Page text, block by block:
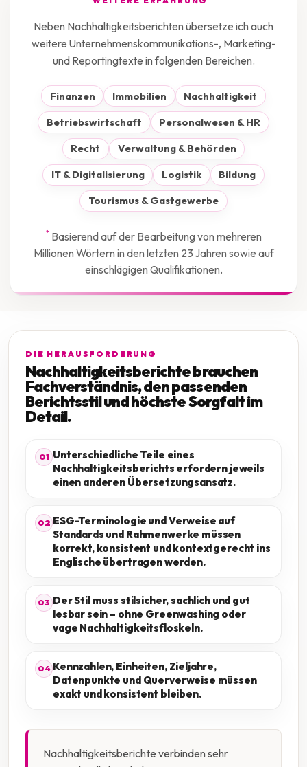
Neben Nachhaltigkeitsberichten übersetze ich auch
weitere Unternehmenskommunikations-, Marketing-
und Reportingtexte in folgenden Bereichen.
Finanzen Immobilien Nachhaltigkeit
Betriebswirtschaft Personalwesen & HR
Recht Verwaltung & Behörden
IT & Digitalisierung Logistik Bildung
Tourismus & Gastgewerbe
* Basierend auf der Bearbeitung von mehreren
Millionen Wörtern in den letzten 23 Jahren sowie auf
einschlägigen Qualifikationen.
DIE HERAUSFORDERUNG
Nachhaltigkeitsberichte brauchen
Fachverständnis, den passenden
Berichtsstil und höchste Sorgfalt im
Detail.
01 Unterschiedliche Teile eines
Nachhaltigkeitsberichts erfordern jeweils
einen anderen Übersetzungsansatz.
02 ESG-Terminologie und Verweise auf
Standards und Rahmenwerke müssen
korrekt, konsistent und kontextgerecht ins
Englische übertragen werden.
03 Der Stil muss stilsicher, sachlich und gut
lesbar sein – ohne Greenwashing oder
vage Nachhaltigkeitsfloskeln.
04 Kennzahlen, Einheiten, Zieljahre,
Datenpunkte und Querverweise müssen
exakt und konsistent bleiben.
Nachhaltigkeitsberichte verbinden sehr